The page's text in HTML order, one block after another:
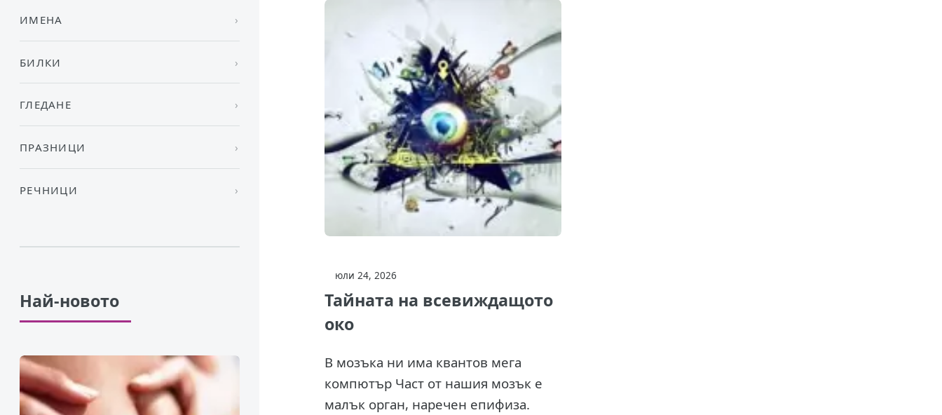
юли 24, 2026
Тайната на всевиждащото
око
В мозъка ни има квантов мега
компютър Част от нашия мозък е
малък орган, наречен епифиза.
ИМЕНА
БИЛКИ
ГЛЕДАНЕ
ПРАЗНИЦИ
РЕЧНИЦИ
Най-новото